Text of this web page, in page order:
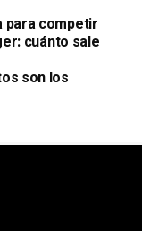
para competir
cuánto sale
son los